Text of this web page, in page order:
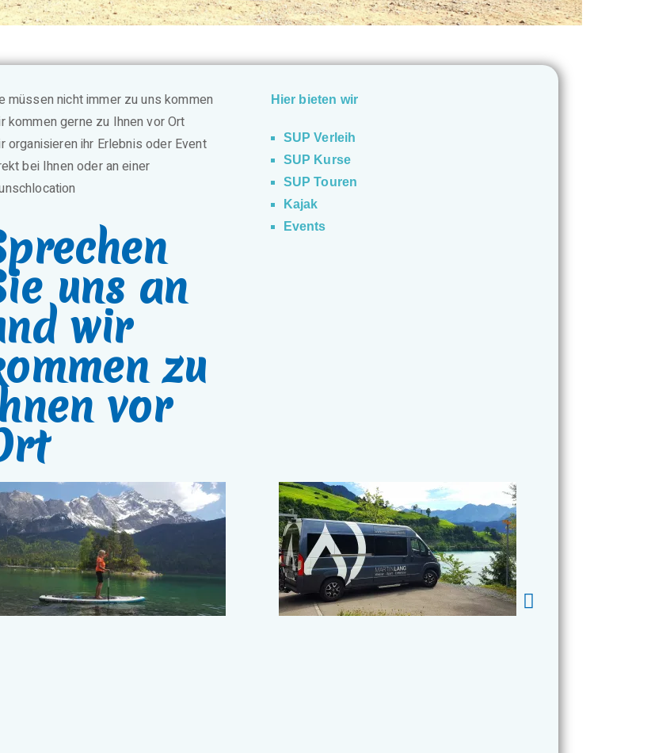
müssen nicht immer zu uns kommen
kommen gerne zu Ihnen vor Ort
organisieren ihr Erlebnis oder Event
bei Ihnen oder an einer
uns an
wir
zu
vor
Hier bieten wir
SUP Verleih
SUP Kurse
SUP Touren
Kajak
Events